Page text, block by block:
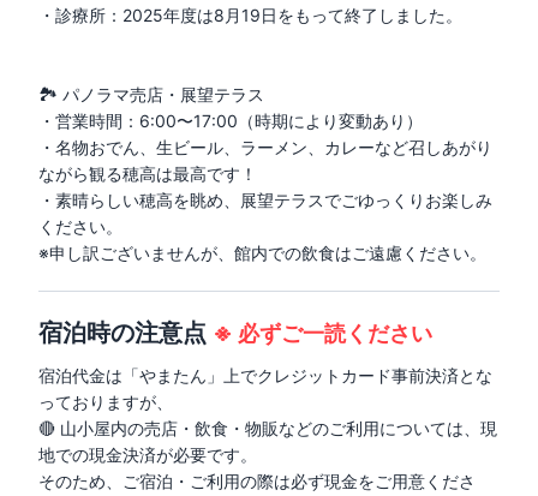
・診療所：2025年度は8月19日をもって終了しました。
🏞 パノラマ売店・展望テラス
・営業時間：6:00〜17:00（時期により変動あり）
・名物おでん、生ビール、ラーメン、カレーなど召しあがり
ながら観る穂高は最高です！
・素晴らしい穂高を眺め、展望テラスでごゆっくりお楽しみ
ください。
※申し訳ございませんが、館内での飲食はご遠慮ください。
宿泊時の注意点 ※ 必ずご一読ください
宿泊代金は「やまたん」上でクレジットカード事前決済とな
っておりますが、
🔴 山小屋内の売店・飲食・物販などのご利用については、現
地での現金決済が必要です。
そのため、ご宿泊・ご利用の際は必ず現金をご用意くださ